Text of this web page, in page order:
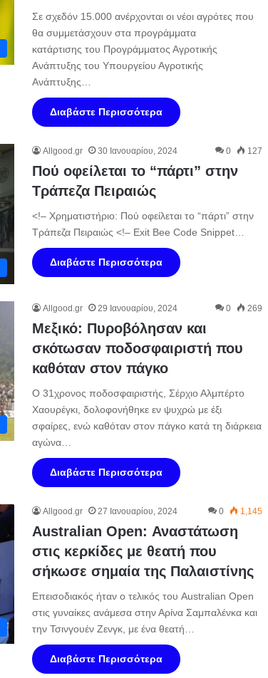
Σε σχεδόν 15.000 ανέρχονται οι νέοι αγρότες που
θα συμμετάσχουν στα προγράμματα
κατάρτισης του Προγράμματος Αγροτικής
Ανάπτυξης του Υπουργείου Αγροτικής
Ανάπτυξης…
Διαβάστε Περισσότερα
Allgood.gr 30 Ιανουαρίου, 2024 0 127
Πού οφείλεται το “πάρτι” στην
Τράπεζα Πειραιώς
<!– Χρηματιστήριο: Πού οφείλεται το “πάρτι” στην
Τράπεζα Πειραιώς <!– Exit Bee Code Snippet…
Διαβάστε Περισσότερα
Allgood.gr 29 Ιανουαρίου, 2024 0 269
Μεξικό: Πυροβόλησαν και
σκότωσαν ποδοσφαιριστή που
καθόταν στον πάγκο
Ο 31χρονος ποδοσφαιριστής, Σέρχιο Αλμπέρτο
Χαουρέγκι, δολοφονήθηκε εν ψυχρώ με έξι
σφαίρες, ενώ καθόταν στον πάγκο κατά τη διάρκεια
αγώνα…
Διαβάστε Περισσότερα
Allgood.gr 27 Ιανουαρίου, 2024 0 1,145
Australian Open: Αναστάτωση
στις κερκίδες με θεατή που
σήκωσε σημαία της Παλαιστίνης
Επεισοδιακός ήταν ο τελικός του Australian Open
στις γυναίκες ανάμεσα στην Αρίνα Σαμπαλένκα και
την Τσινγουέν Ζενγκ, με ένα θεατή…
Διαβάστε Περισσότερα